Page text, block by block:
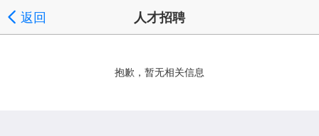
返回 人才招聘
抱歉，暂无相关信息